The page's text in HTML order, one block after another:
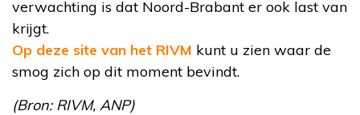
verwachting is dat Noord-Brabant er ook last van
krijgt.
Op deze site van het RIVM kunt u zien waar de
smog zich op dit moment bevindt.
(Bron: RIVM, ANP)